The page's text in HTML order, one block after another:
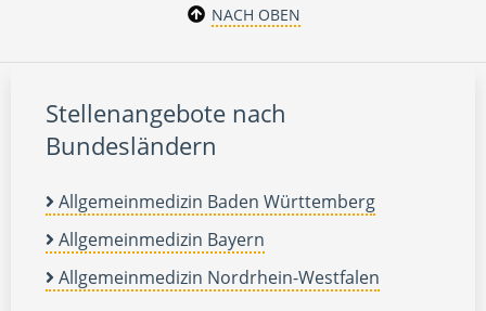
NACH OBEN
Stellenangebote nach
Bundesländern
Allgemeinmedizin Baden Württemberg
Allgemeinmedizin Bayern
Allgemeinmedizin Nordrhein-Westfalen